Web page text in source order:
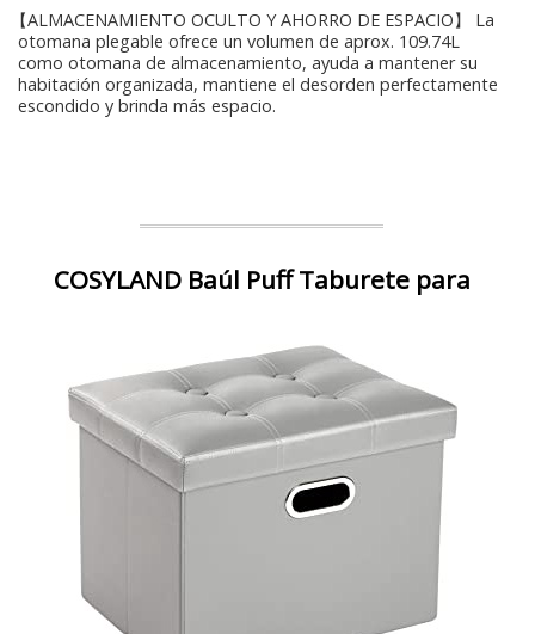
【ALMACENAMIENTO OCULTO Y AHORRO DE ESPACIO】 La
otomana plegable ofrece un volumen de aprox. 109.74L
como otomana de almacenamiento, ayuda a mantener su
habitación organizada, mantiene el desorden perfectamente
escondido y brinda más espacio.
COSYLAND Baúl Puff Taburete para